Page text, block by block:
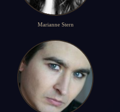
Marianne Stern